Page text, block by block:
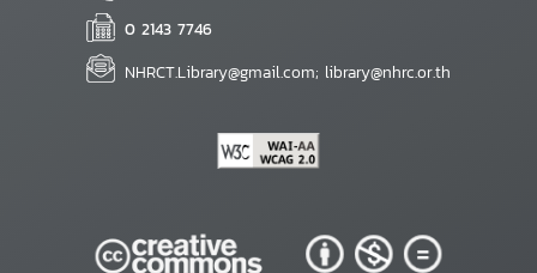
0 2143 7746
NHRCT.Library@gmail.com; library@nhrc.or.th